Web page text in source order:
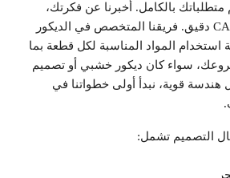
بالكامل. أخبرنا عن فكرتك،
وسنحولها إلى تصميم CAD دقيق. فريقنا المتخصص في الديكور
استخدام المواد المناسبة لكل قطعة بما
سواء كان ديكور خشبي أو تصميم
قوية، نبدأ أولى خطواتنا في
التصميم تشمل: